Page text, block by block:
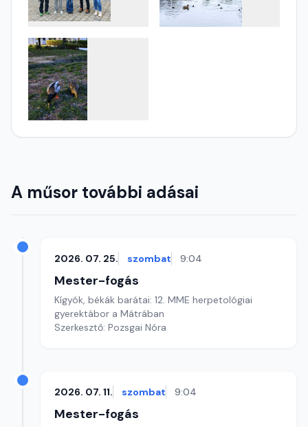
A műsor további adásai
2026. 07. 25. szombat 9:04
Mester-fogás
Kígyók, békák barátai: 12. MME herpetológiai
gyerektábor a Mátrában
Szerkesztő: Pozsgai Nóra
2026. 07. 11. szombat 9:04
Mester-fogás